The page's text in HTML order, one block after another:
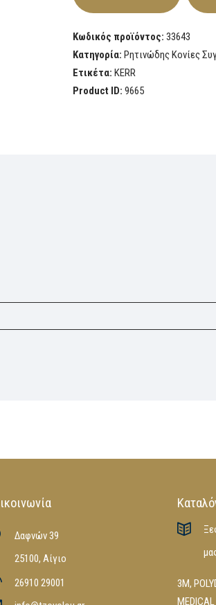
Κωδικός προϊόντος:33643
Κατηγορία:Ρητινώδης Κονίες
Ετικέτα:KERR
Product ID:9665
Δαφνών 39
25100, Αίγιο
26910 29001
3M,
MEDICAL